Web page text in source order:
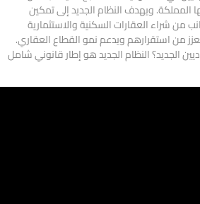
المملكة. ويهدف النظام الجديد إلى تمكين
من شراء العقارات السكنية والاستثمارية
من استقرارهم ويدعم نمو القطاع العقاري.
الجديد؟ النظام الجديد هو إطار قانوني شامل